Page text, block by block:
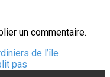
un commentaire.
de l’île
pas